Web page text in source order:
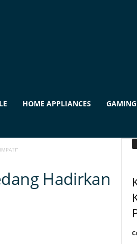
HOME APPLIANCES GAMING
Hadirkan